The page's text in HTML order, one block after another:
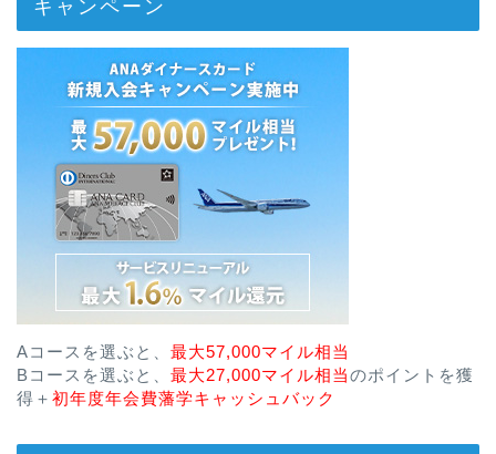
キャンペーン
Aコースを選ぶと、 最大57,000マイル相当
Bコースを選ぶと、 最大27,000マイル相当のポイントを獲
得＋ 初年度年会費藩学キャッシュバック